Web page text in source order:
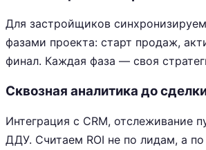
Для застройщиков
фазами проекта: старт продаж,
финал. Каждая фаза — своя
Сквозная аналитика до
Интеграция с CRM, отслеживание
ДДУ. Считаем ROI не по лидам, а